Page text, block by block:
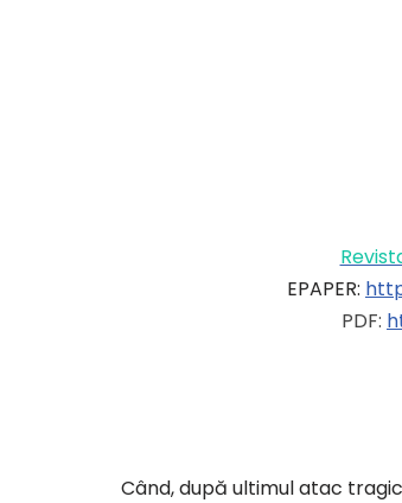
EPAPER:
PDF:
Când, după ultimul atac